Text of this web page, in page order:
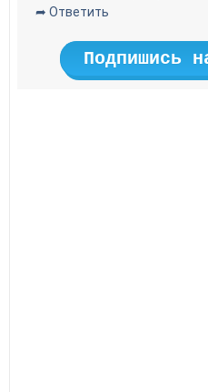
➦ Ответить
Подпишись